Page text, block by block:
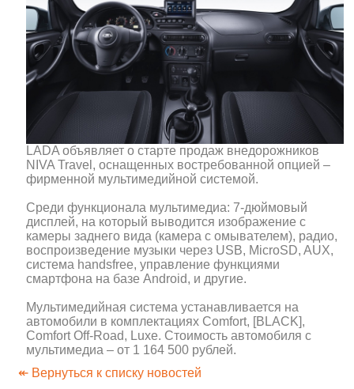
LADA объявляет о старте продаж внедорожников
NIVA Travel, оснащенных востребованной опцией –
фирменной мультимедийной системой.
Среди функционала мультимедиа: 7-дюймовый
дисплей, на который выводится изображение с
камеры заднего вида (камера с омывателем), радио,
воспроизведение музыки через USB, MicroSD, AUX,
система handsfree, управление функциями
смартфона на базе Android, и другие.
Мультимедийная система устанавливается на
автомобили в комплектациях Comfort, [BLACK],
Comfort Off-Road, Luxe. Стоимость автомобиля с
мультимедиа – от 1 164 500 рублей.
↞ Вернуться к списку новостей